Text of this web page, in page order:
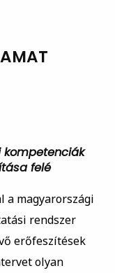
kompetenciák
felé
a magyarországi
rendszer
erőfeszítések
olyan